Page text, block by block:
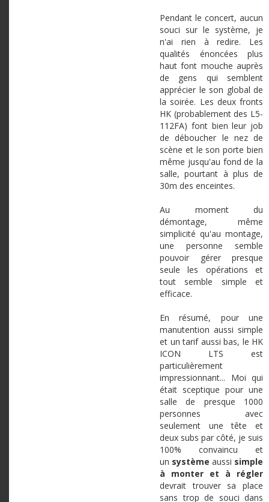
Pendant le concert, aucun
souci sur le système, je
n'ai rien à redire. Les
qualités énoncées plus
haut font mouche auprès
de gens qui semblent
apprécier le son global de
la soirée. Les deux fronts
HK (probablement des L5-
112FA) font bien leur job
de déboucher le nez de
scène et le son porte bien
même jusqu'au fond de la
salle, pourtant à plus de
30m des enceintes.
Au moment du
démontage, même
simplicité qu'au montage,
une personne semble
pouvoir gérer presque
seule les opérations et
tout semble simple et
efficace.
En résumé, pour une
manutention aussi simple
et un tarif aussi bas, le HK
ICON LTS est
particulièrement
impressionnant... Moi qui
était sceptique pour une
salle de presque 1000
personnes avec
seulement une tête et
deux subs par côté, je suis
100% convaincu et
un système aussi simple
à monter et à régler
devrait trouver sa place
sans trop de souci dans